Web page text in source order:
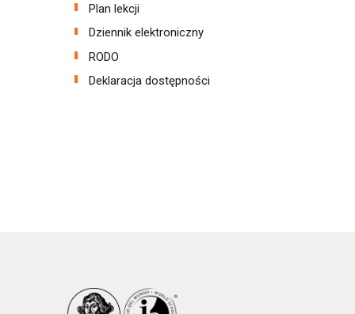
Plan lekcji
Dziennik elektroniczny
RODO
Deklaracja dostępności